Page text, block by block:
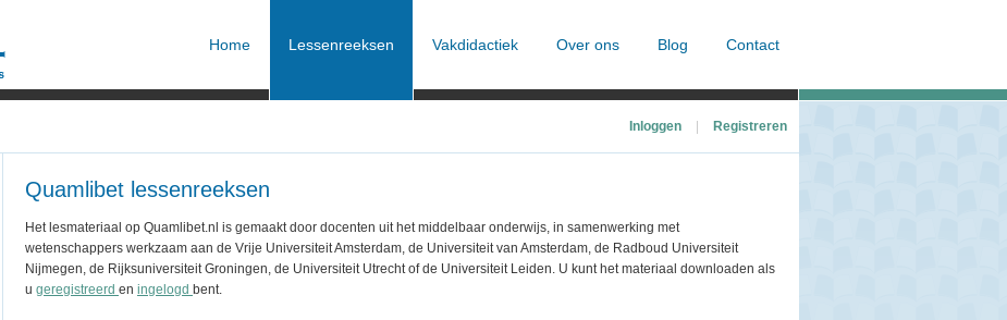
Home Lessenreeksen Vakdidactiek Over ons Blog Contact
Inloggen Registreren
Quamlibet lessenreeksen
Het lesmateriaal op Quamlibet.nl is gemaakt door docenten uit het middelbaar onderwijs, in samenwerking met
wetenschappers werkzaam aan de Vrije Universiteit Amsterdam, de Universiteit van Amsterdam, de Radboud Universiteit
Nijmegen, de Rijksuniversiteit Groningen, de Universiteit Utrecht of de Universiteit Leiden. U kunt het materiaal downloaden als
u geregistreerd en ingelogd bent.